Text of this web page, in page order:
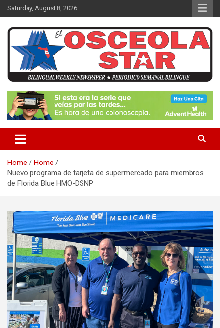
k
t
Saturday, August 8, 2026
El Osceola Star
Home
Home
Nuevo programa de tarjeta de supermercado para miembros
de Florida Blue HMO-DSNP